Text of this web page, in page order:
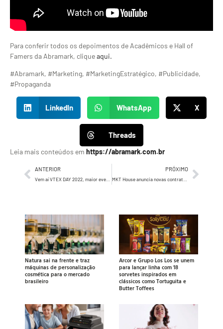
Para conferir todos os depoimentos de Acadêmicos e Hall of
Famers da Abramark, cliqueaqui.
#Abramark, #Marketing, #MarketingEstratégico, #Publicidade,
#Propaganda
LinkedIn WhatsApp X
Threads
Leia mais conteúdos em https://abramark.com.br
ANTERIOR PRÓXIMO
Natura sai na frente e traz
máquinas de personalização
cosmética para o mercado
brasileiro
Arcor e Grupo Los Los se unem
para lançar linha com 18
sorvetes inspirados em
clássicos como Tortuguita e
Butter Toffees